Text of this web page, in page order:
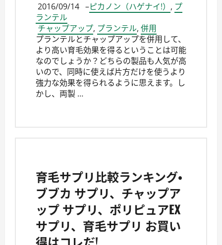
2016/09/14 –ピカノン（ハゲナイ!） , プ
ランテル
チャップアップ, プランテル, 併用
プランテルとチャップアップを併用して、
より高い育毛効果を得るということは可能
なのでしょうか？どちらの製品も人気が高
いので、同時に使えば片方だけを使うより
強力な効果を得られるように思えます。し
かし、両製 …
育毛サプリ比較ランキング・
ブブカ サプリ、チャップア
ップ サプリ、ポリピュアEX
サプリ、育毛サプリ お買い